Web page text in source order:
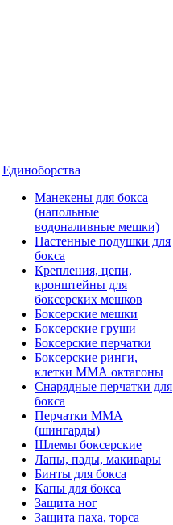
Единоборства
Манекены для бокса
(напольные
водоналивные мешки)
Настенные подушки для
бокса
Крепления, цепи,
кронштейны для
боксерских мешков
Боксерские мешки
Боксерские груши
Боксерские перчатки
Боксерские ринги,
клетки ММА октагоны
Снарядные перчатки для
бокса
Перчатки MMA
(шингарды)
Шлемы боксерские
Лапы, пады, макивары
Бинты для бокса
Капы для бокса
Защита ног
Защита паха, торса